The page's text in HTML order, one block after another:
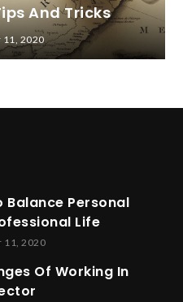
And Tricks
11, 2020
Balance Personal
Life
11, 2020
Of Working In